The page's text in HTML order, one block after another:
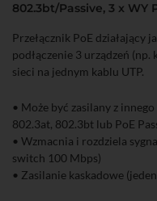
802.3bt/Passive, 3 x WY
Przełącznik PoE działający
podłączenie 3 urządzeń
sieci na jednym kablu UTP.
• Może być zasilany z
802.3at, 802.3bt lub PoE
• Wzmacnia i rozdziela
switch 100 Mbps)
• Zasilanie kaskadowe